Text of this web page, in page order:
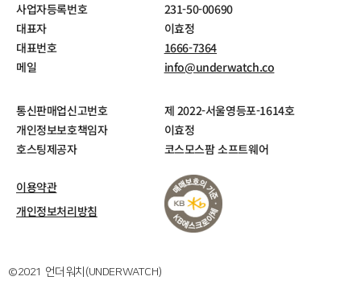
사업자등록번호
대표자
대표번호
메일
231-50-00690
이효정
1666-7364
info@underwatch.co
통신판매업신고번호
개인정보보호책임자
호스팅제공자
제 2022-서울영등포-1614호
이효정
코스모스팜 소프트웨어
이용약관
개인정보처리방침
©2021 언더워치(UNDERWATCH)